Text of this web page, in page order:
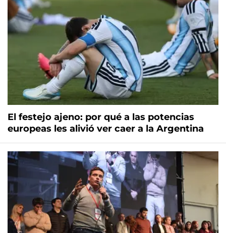
El festejo ajeno: por qué a las potencias
europeas les alivió ver caer a la Argentina